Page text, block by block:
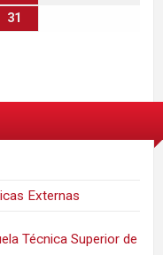
31
Externas
Técnica Superior de